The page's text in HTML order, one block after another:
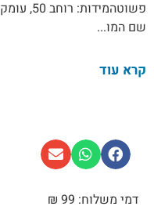
שם המו...
קרא עוד
דמי משלוח: 99 ₪